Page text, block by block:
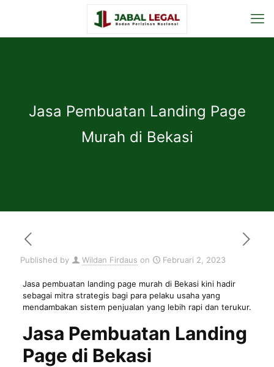
Jasa Pembuatan Landing Page
Murah di Bekasi
Published by Wildan Firdaus on Februari 2, 2023
Jasa pembuatan landing page murah di Bekasi kini hadir
sebagai mitra strategis bagi para pelaku usaha yang
mendambakan sistem penjualan yang lebih rapi dan terukur.
Jasa Pembuatan Landing
Page di Bekasi